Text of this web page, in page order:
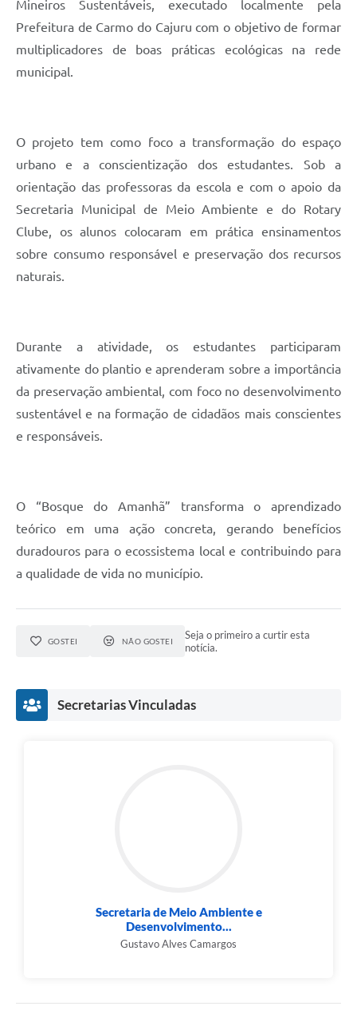
Mineiros Sustentáveis, executado localmente pela
Prefeitura de Carmo do Cajuru com o objetivo de formar
multiplicadores de boas práticas ecológicas na rede
municipal.
O projeto tem como foco a transformação do espaço
urbano e a conscientização dos estudantes. Sob a
orientação das professoras da escola e com o apoio da
Secretaria Municipal de Meio Ambiente e do Rotary
Clube, os alunos colocaram em prática ensinamentos
sobre consumo responsável e preservação dos recursos
naturais.
Durante a atividade, os estudantes participaram
ativamente do plantio e aprenderam sobre a importância
da preservação ambiental, com foco no desenvolvimento
sustentável e na formação de cidadãos mais conscientes
e responsáveis.
O “Bosque do Amanhã” transforma o aprendizado
teórico em uma ação concreta, gerando benefícios
duradouros para o ecossistema local e contribuindo para
a qualidade de vida no município.
GOSTEI NÃO GOSTEI
Seja o primeiro a curtir esta
notícia.
Secretarias Vinculadas
Secretaria de Meio Ambiente e
Desenvolvimento...
Gustavo Alves Camargos